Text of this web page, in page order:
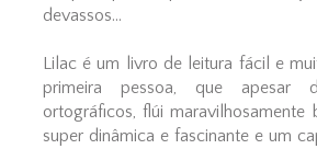
devassos...
Lilac é um livro de leitura fácil e
primeira pessoa, que apesar
ortográficos, flúi maravilhosamente
super dinâmica e fascinante e um